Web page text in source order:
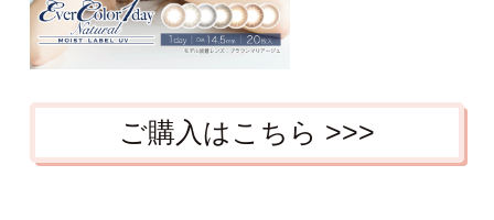
ご購入はこちら >>>